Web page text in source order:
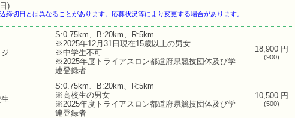
)
締切日とは異なることがあります。応募状況等により変更する場合があります。
S:0.75km、B:20km、R:5km
※2025年12月31日現在15歳以上の男女
※中学生不可
※2025年度トライアスロン都道府県競技団体及び学
連登録者
18,900 円
(900)
S:0.75km、B:20km、R:5km
※高校生の男女
※2025年度トライアスロン都道府県競技団体及び学
連登録者
10,500 円
(500)